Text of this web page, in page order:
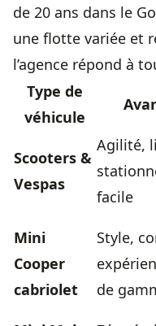
de 20 ans dans le
une flotte variée et
l’agence répond à
Type de
véhicule
Scooters &
Vespas
Agilité,
facile
Mini
Cooper
cabriolet
Style,
de